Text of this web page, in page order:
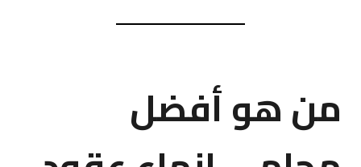
من هو أفضل